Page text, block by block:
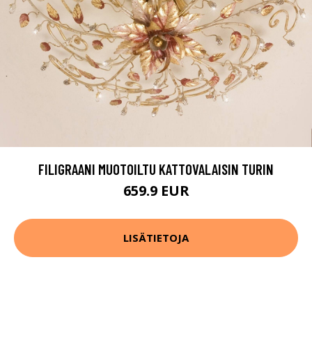
FILIGRAANI MUOTOILTU KATTOVALAISIN TURIN
659.9 EUR
LISÄTIETOJA